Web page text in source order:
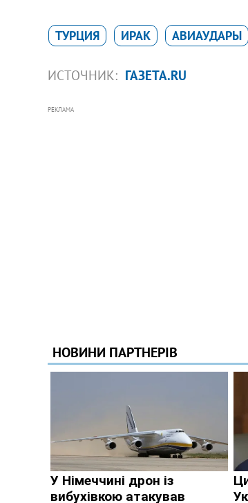
ТУРЦИЯ ИРАК АВИАУДАРЫ
ИСТОЧНИК: ГАЗЕТА.RU
РЕКЛАМА